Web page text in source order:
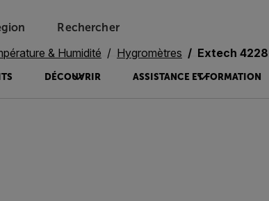
Rechercher
DÉCOUVRIR ASSISTANCE ET FORMATION
& Humidité Hygromètres Extech